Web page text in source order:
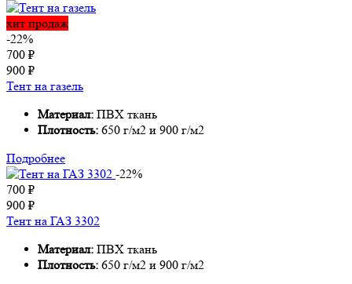
хит продаж
-22%
700 ₽
900 ₽
Тент на газель
Материал: ПВХ ткань
Плотность: 650 г/м2 и 900 г/м2
Подробнее
-22%
700 ₽
900 ₽
Тент на ГАЗ 3302
Материал: ПВХ ткань
Плотность: 650 г/м2 и 900 г/м2